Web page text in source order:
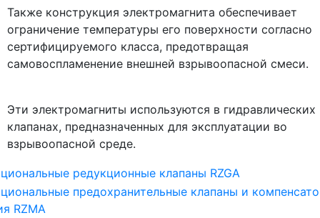
Также конструкция электромагнита обеспечивает
ограничение температуры его поверхности согласно
сертифицируемого класса, предотвращая
самовоспламенение внешней взрывоопасной смеси.
Эти электромагниты используются в гидравлических
клапанах, предназначенных для эксплуатации во
взрывоопасной среде.
редукционные клапаны RZGA
предохранительные клапаны и
RZMA